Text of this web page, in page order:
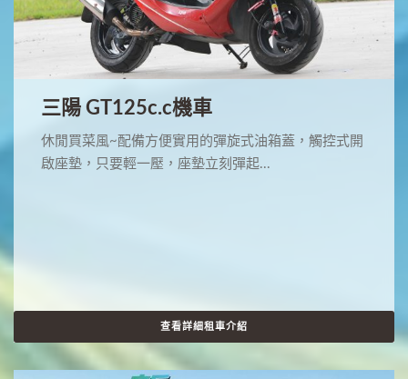
三陽 GT125c.c機車
休閒買菜風~配備方便實用的彈旋式油箱蓋，觸控式開
啟座墊，只要輕一壓，座墊立刻彈起...
查看詳細租車介紹